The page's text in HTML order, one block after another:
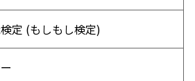
定 (もしもし検定)